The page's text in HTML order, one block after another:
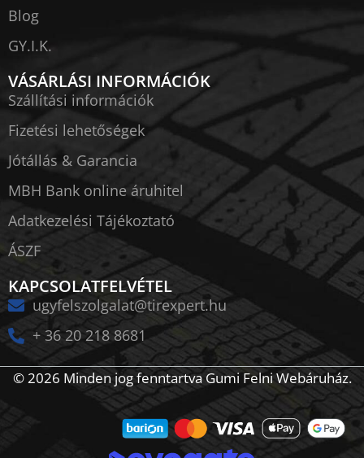
Blog
GY.I.K.
VÁSÁRLÁSI INFORMÁCIÓK
Szállítási információk
Fizetési lehetőségek
Jótállás & Garancia
MBH Bank online áruhitel
Adatkezelési Tájékoztató
ÁSZF
KAPCSOLATFELVÉTEL
ugyfelszolgalat@tirexpert.hu
+ 36 20 218 8681
© 2026 Minden jog fenntartva Gumi Felni Webáruház.